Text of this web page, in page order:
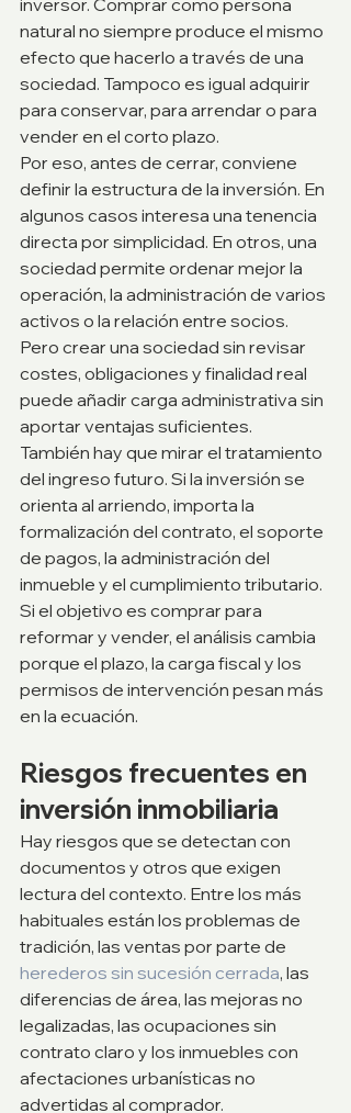
inversor. Comprar como persona
natural no siempre produce el mismo
efecto que hacerlo a través de una
sociedad. Tampoco es igual adquirir
para conservar, para arrendar o para
vender en el corto plazo.
Por eso, antes de cerrar, conviene
definir la estructura de la inversión. En
algunos casos interesa una tenencia
directa por simplicidad. En otros, una
sociedad permite ordenar mejor la
operación, la administración de varios
activos o la relación entre socios.
Pero crear una sociedad sin revisar
costes, obligaciones y finalidad real
puede añadir carga administrativa sin
aportar ventajas suficientes.
También hay que mirar el tratamiento
del ingreso futuro. Si la inversión se
orienta al arriendo, importa la
formalización del contrato, el soporte
de pagos, la administración del
inmueble y el cumplimiento tributario.
Si el objetivo es comprar para
reformar y vender, el análisis cambia
porque el plazo, la carga fiscal y los
permisos de intervención pesan más
en la ecuación.
Riesgos frecuentes en
inversión inmobiliaria
Hay riesgos que se detectan con
documentos y otros que exigen
lectura del contexto. Entre los más
habituales están los problemas de
tradición, las ventas por parte de
herederos sin sucesión cerrada, las
diferencias de área, las mejoras no
legalizadas, las ocupaciones sin
contrato claro y los inmuebles con
afectaciones urbanísticas no
advertidas al comprador.